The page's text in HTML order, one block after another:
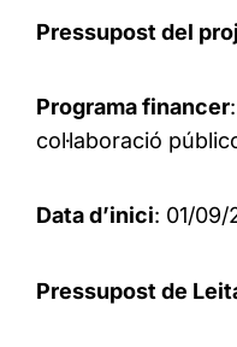
Pressupost del
Programa financer
col·laboració
Data d’inici: 01/09/
Pressupost de